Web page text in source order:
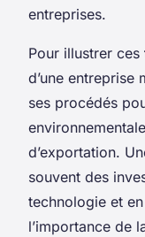
entreprises.
Pour illustrer ces
d’une
ses procédés
d’exportation.
souvent des
technologie et
l’importance de